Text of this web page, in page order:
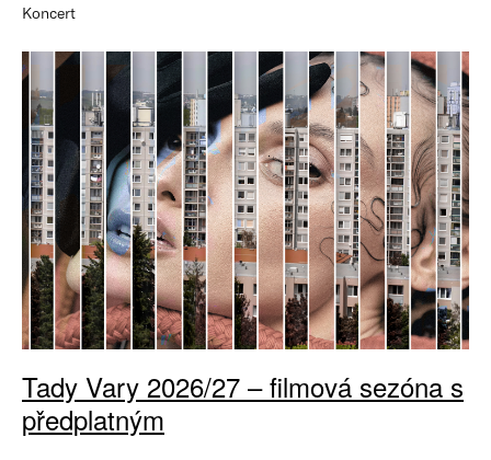
Koncert
Tady Vary 2026/27 – filmová sezóna s
předplatným